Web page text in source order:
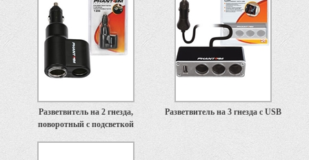
Разветвитель на 2 гнезда,
поворотный с подсветкой
Разветвитель на 3 гнезда с USB